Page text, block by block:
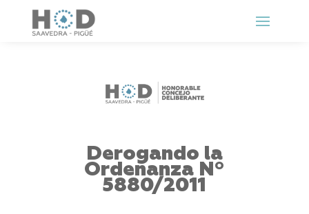
Derogando la
Ordenanza Nº
5880/2011